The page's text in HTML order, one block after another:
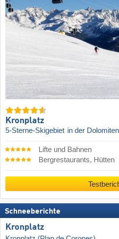
Kronplatz
5-Sterne-Skigebiet in der
Lifte und Bahnen
Bergrestaurants, Hütten
Schneeberichte
Kronplatz